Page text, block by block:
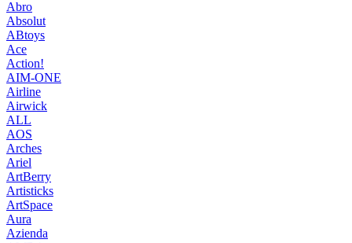
Abro
Absolut
ABtoys
Ace
Action!
AIM-ONE
Airline
Airwick
ALL
AOS
Arches
Ariel
ArtBerry
Artisticks
ArtSpace
Aura
Azienda